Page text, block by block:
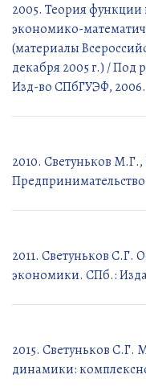
2005. Теория
экономико-
(материалы
декабря 2005 г.) / Под
Изд-во СПбГУЭФ, 2006.
2010. Светуньков
2011. Светуньков С.Г.
экономики. СПб.:
2015. Светуньков
динамики: